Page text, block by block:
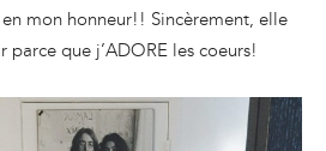
mon honneur!! Sincèrement, elle
parce que j’ADORE les coeurs!